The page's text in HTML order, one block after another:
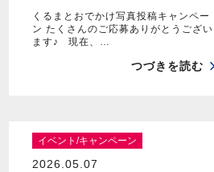
くるまとおでかけ写真投稿キャンペー
ン たくさんのご応募ありがとうござい
ます♪ 現在、…
つづきを読む
イベント/キャンペーン
2026.05.07